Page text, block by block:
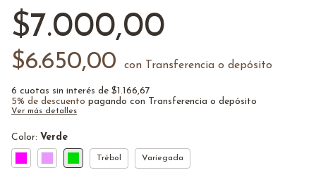
$7.000,00
$6.650,00 con Transferencia o depósito
6 cuotas sin interés de $1.166,67
5% de descuento pagando con Transferencia o depósito
Ver más detalles
Color: Verde
Trébol Variegada